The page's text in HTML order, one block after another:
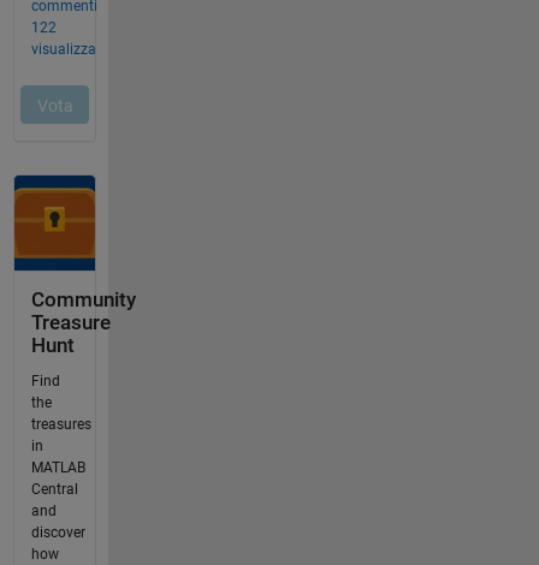
Community
Treasure
Hunt
Find
the
treasures
in
MATLAB
Central
and
discover
how